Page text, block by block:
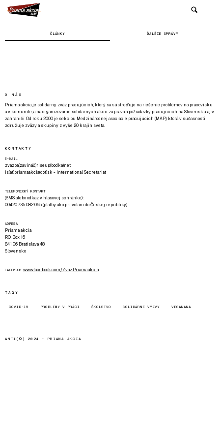
ČLÁNKY ĎALŠIE SPRÁVY
O NÁS
Priama akcia je solidárny zväz pracujúcich, ktorý sa sústreďuje na riešenie problémov na pracovisku
a v komunite, a na organizovanie solidárnych akcií za práva a požiadavky pracujúcich na Slovensku aj v
zahraničí. Od roku 2000 je sekciou Medzinárodnej asociácie pracujúcich (MAP), ktorá v súčasnosti
združuje zväzy a skupiny z vyše 20 krajín sveta.
KONTAKTY
E-MAIL
zvazpa(zavináč)riseup(bodka)net
is(at)priamaakcia(dot)sk - International Secretariat
TELEFONICKÝ KONTAKT
(SMS alebo odkaz v hlasovej schránke):
00420 735 082 065 (platby ako pri volaní do Českej republiky)
ADRESA
Priama akcia
P.O. Box 16
841 06 Bratislava 48
Slovensko
FACEBOOK www.facebook.com/Zvaz.Priama.akcia
TAGY
COVID-19 PROBLÉMY V PRÁCI ŠKOLSTVO SOLIDÁRNE VÝZVY VEGANANA
ANTI(©) 2024 - PRIAMA AKCIA